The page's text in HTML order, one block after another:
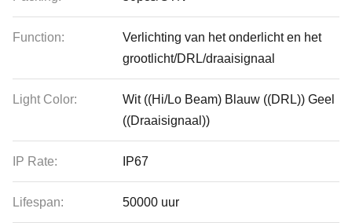
Function:
Verlichting van het onderlicht en het
grootlicht/DRL/draaisignaal
Light Color:
Wit ((Hi/Lo Beam) Blauw ((DRL)) Geel
((Draaisignaal))
IP Rate: IP67
Lifespan: 50000 uur